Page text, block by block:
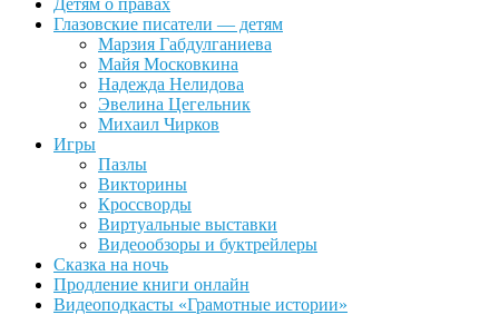
Детям о правах
Глазовские писатели — детям
Марзия Габдулганиева
Майя Московкина
Надежда Нелидова
Эвелина Цегельник
Михаил Чирков
Игры
Пазлы
Викторины
Кроссворды
Виртуальные выставки
Видеообзоры и буктрейлеры
Сказка на ночь
Продление книги онлайн
Видеоподкасты «Грамотные истории»